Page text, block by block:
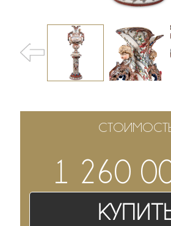
1 260